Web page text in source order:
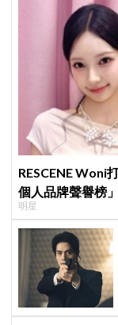
RESCENE Woni
個人品牌聲譽榜
襲Melon第一
明星